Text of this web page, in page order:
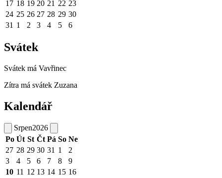
17 18 19 20 21 22 23
24 25 26 27 28 29 30
31 1 2 3 4 5 6
Svátek
Svátek má Vavřinec
Zítra má svátek Zuzana
Kalendář
Srpen2026
Po Út St Čt Pá So Ne
27 28 29 30 31 1
2
3
4 5 6 7 8
9
10 11 12 13 14 15 16